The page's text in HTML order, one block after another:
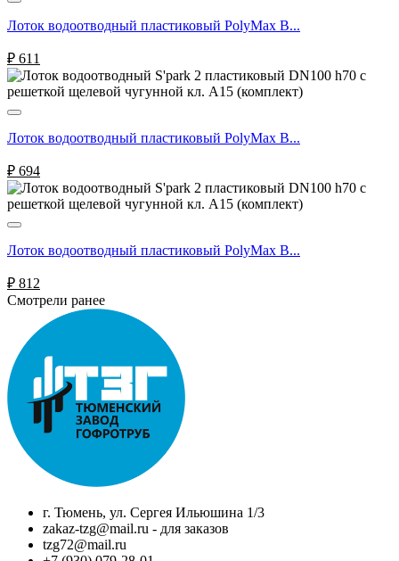
Лоток водоотводный пластиковый PolyMax B...
₽ 611
Лоток водоотводный пластиковый PolyMax B...
₽ 694
Лоток водоотводный пластиковый PolyMax B...
₽ 812
Смотрели ранее
г. Тюмень, ул. Сергея Ильюшина 1/3
zakaz-tzg@mail.ru - для заказов
tzg72@mail.ru